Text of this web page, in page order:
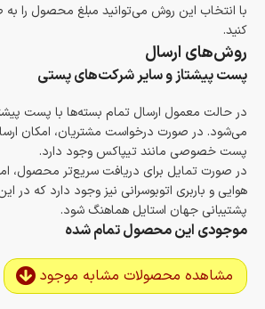
با انتخاب این روش می‌توانید مبلغ محصول را
کنید.
روش‌های ارسال
پست پیشتاز و سایر شرکت‌های پستی
در حالت معمول ارسال تمام بسته‌ها با پست
می‌شود. در صورت درخواست مشتریان، امکان
پست خصوصی مانند تیپاکس وجود دارد.
در صورت تمایل برای دریافت سریع‌تر محصول،
هوایی و باربری اتوبوسرانی نیز وجود دارد که
پشتیبانی جهان استایل هماهنگ شود.
موجودی این محصول تمام شده
مشاهده محصولات مشابه موجود